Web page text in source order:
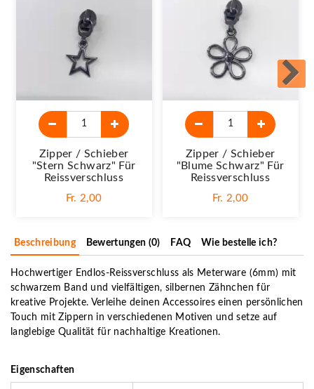
Zipper / Schieber
"Stern Schwarz" Für
Reissverschluss
Fr. 2,00
Zipper / Schieber
"Blume Schwarz" Für
Reissverschluss
Fr. 2,00
Beschreibung Bewertungen (0) FAQ Wie bestelle ich?
Hochwertiger Endlos-Reissverschluss als Meterware (6mm) mit
schwarzem Band und vielfältigen, silbernen Zähnchen für
kreative Projekte. Verleihe deinen Accessoires einen persönlichen
Touch mit Zippern in verschiedenen Motiven und setze auf
langlebige Qualität für nachhaltige Kreationen.
Eigenschaften